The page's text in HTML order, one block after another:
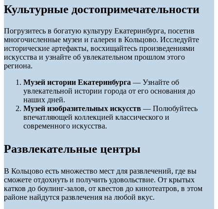
Культурные достопримечательности
Погрузитесь в богатую культуру Екатеринбурга, посетив
многочисленные музеи и галереи в Кольцово. Исследуйте
исторические артефакты, восхищайтесь произведениями
искусства и узнайте об увлекательном прошлом этого
региона.
Музей истории Екатеринбурга — Узнайте об
увлекательной истории города от его основания до
наших дней.
Музей изобразительных искусств — Полюбуйтесь
впечатляющей коллекцией классического и
современного искусства.
Развлекательные центры
В Кольцово есть множество мест для развлечений, где вы
сможете отдохнуть и получить удовольствие. От крытых
катков до боулинг-залов, от квестов до кинотеатров, в этом
районе найдутся развлечения на любой вкус.